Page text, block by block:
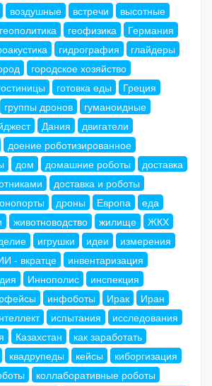
воздушные встречи
высотные
геополитика геофизика
Германия
гидрография
глайдеры
городское хозяйство
готовка еды
Греция
группы дронов
гуманоидные
Дания
двигатели
доение роботизированное
дом домашние роботы
доставка
доставка и роботы
дроны Европа
еда
животноводство жилище
ЖКХ
игрушки идеи
измерения
- вкратце
инвентаризация
Иннополис
инспекция
инфоботы Ирак
Иран
испытания
исследования
Казахстан
как заработать
квадрупеды кейсы
киборгизация
коллаборативные роботы